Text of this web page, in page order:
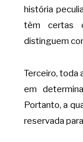
história
têm certas
distinguem
Terceiro, toda
em
Portanto, a
reservada